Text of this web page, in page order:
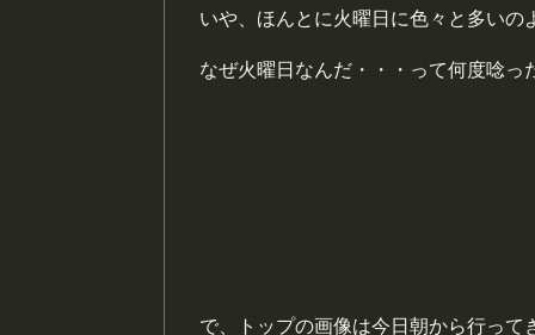
いや、ほんとに火曜日に色々と多いの
なぜ火曜日なんだ・・・って何度唸っ
で、トップの画像は今日朝から行って